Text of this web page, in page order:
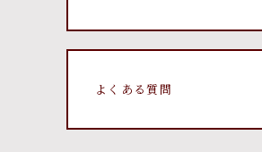
よくある質問